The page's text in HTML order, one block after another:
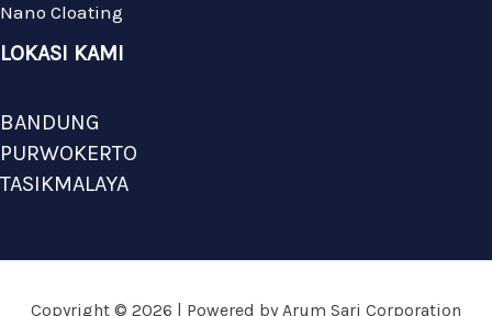
Nano Cloating
LOKASI KAMI
BANDUNG
PURWOKERTO
TASIKMALAYA
Copyright © 2026 | Powered by Arum Sari Corporation